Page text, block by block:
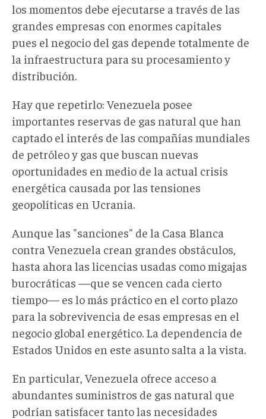
los momentos debe ejecutarse a través de las
grandes empresas con enormes capitales
pues el negocio del gas depende totalmente de
la infraestructura para su procesamiento y
distribución.
Hay que repetirlo: Venezuela posee
importantes reservas de gas natural que han
captado el interés de las compañías mundiales
de petróleo y gas que buscan nuevas
oportunidades en medio de la actual crisis
energética causada por las tensiones
geopolíticas en Ucrania.
Aunque las "sanciones" de la Casa Blanca
contra Venezuela crean grandes obstáculos,
hasta ahora las licencias usadas como migajas
burocráticas —que se vencen cada cierto
tiempo— es lo más práctico en el corto plazo
para la sobrevivencia de esas empresas en el
negocio global energético. La dependencia de
Estados Unidos en este asunto salta a la vista.
En particular, Venezuela ofrece acceso a
abundantes suministros de gas natural que
podrían satisfacer tanto las necesidades